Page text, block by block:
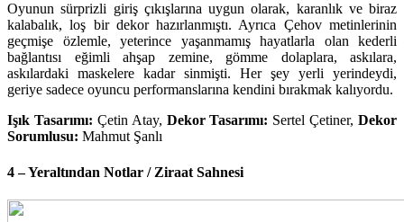
Oyunun sürprizli giriş çıkışlarına uygun olarak, karanlık ve biraz
kalabalık, loş bir dekor hazırlanmıştı. Ayrıca Çehov metinlerinin
geçmişe özlemle, yeterince yaşanmamış hayatlarla olan kederli
bağlantısı eğimli ahşap zemine, gömme dolaplara, askılara,
askılardaki maskelere kadar sinmişti. Her şey yerli yerindeydi,
geriye sadece oyuncu performanslarına kendini bırakmak kalıyordu.
Işık Tasarımı: Çetin Atay, Dekor Tasarımı: Sertel Çetiner, Dekor
Sorumlusu: Mahmut Şanlı
4 – Yeraltından Notlar / Ziraat Sahnesi